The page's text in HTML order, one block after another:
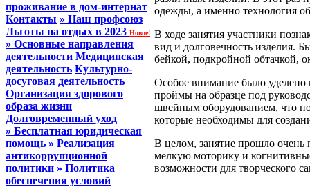
проживание в дом-интернат
Контакты » Наш профсоюз
Льготы на отдых в 2023 Новое!
» Основные направления
деятельности Медицинская
деятельность Культурно-
досуговая деятельность
Организация здорового
образа жизни
Долговременный уход
» Бесплатная юридическая
помощь » Реализация
антикоррупционной
политики » Политика
обеспечения условий
одежды, а именно технология
В ходе занятия участники
вид и долговечность изделия.
бейкой, подкройной обтачкой,
Особое внимание было уделено
проймы на образце под
швейным оборудованием, что
которые необходимы для
В целом, занятие прошло
мелкую моторику и
возможности для творческого